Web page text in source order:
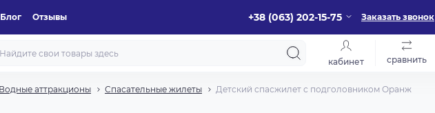
Блог Отзывы +38 (063) 202-15-75 Заказать звонок
кабинет сравнить
Водные аттракционы Спасательные жилеты Детский спасжилет с подголовником Оранж